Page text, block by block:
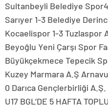
Sultanbeyli Belediye
Sarıyer 1-3 Belediye
Kocaelispor 1-3 Tuzlaspor
Beyoğlu Yeni Çarşı Spor
Büyükçekmece Tepecik
Kuzey Marmara A.Ş
0 Darıca Gençlerbirliği A.Ş.
U17 BGL’DE 5 HAFTA